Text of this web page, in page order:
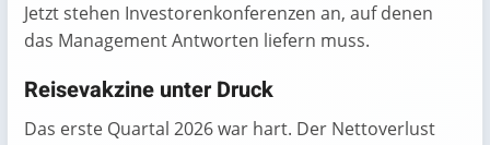
Jetzt stehen Investorenkonferenzen an, auf denen
das Management Antworten liefern muss.
Reisevakzine unter Druck
Das erste Quartal 2026 war hart. Der Nettoverlust